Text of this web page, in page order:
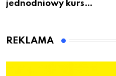
jednodniowy kurs
dzieci
REKLAMA